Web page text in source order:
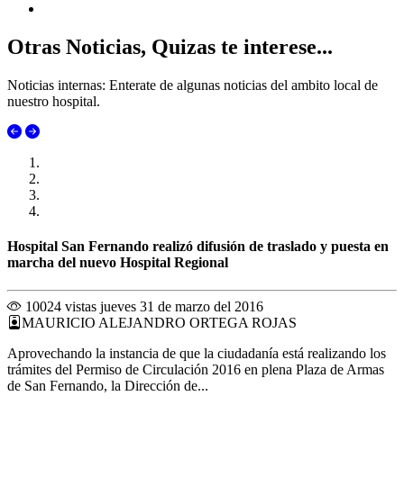
Otras Noticias, Quizas te interese...
Noticias internas: Enterate de algunas noticias del ambito local de
nuestro hospital.
Hospital San Fernando realizó difusión de traslado y puesta en
marcha del nuevo Hospital Regional
10024 vistas jueves 31 de marzo del 2016
MAURICIO ALEJANDRO ORTEGA ROJAS
Aprovechando la instancia de que la ciudadanía está realizando los
trámites del Permiso de Circulación 2016 en plena Plaza de Armas
de San Fernando, la Dirección de...